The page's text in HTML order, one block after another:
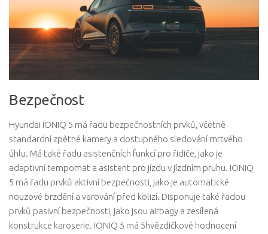
Bezpečnost
Hyundai IONIQ 5 má řadu bezpečnostních prvků, včetně
standardní zpětné kamery a dostupného sledování mrtvého
úhlu. Má také řadu asistenčních funkcí pro řidiče, jako je
adaptivní tempomat a asistent pro jízdu v jízdním pruhu. IONIQ
5 má řadu prvků aktivní bezpečnosti, jako je automatické
nouzové brzdění a varování před kolizí. Disponuje také řadou
prvků pasivní bezpečnosti, jako jsou airbagy a zesílená
konstrukce karoserie. IONIQ 5 má 5hvězdičkové hodnocení